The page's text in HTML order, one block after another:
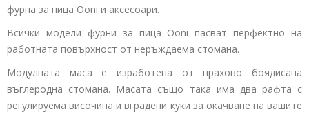
фурна за пица Ooni и аксесоари.
Всички модели фурни за пица Ooni пасват перфектно на
работната повърхност от неръждаема стомана.
Модулната маса е изработена от прахово боядисана
въглеродна стомана. Масата също така има два рафта с
регулируема височина и вградени куки за окачване на вашите